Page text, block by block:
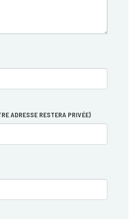
ADRESSE RESTERA PRIVÉE)